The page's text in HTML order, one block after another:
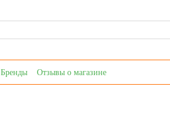
Бренды Отзывы о магазине